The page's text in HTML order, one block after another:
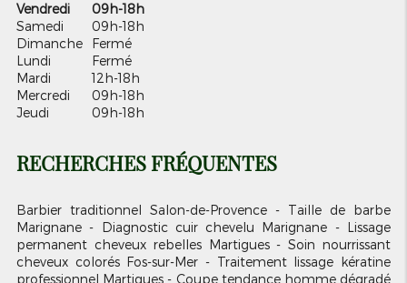
Vendredi
09h-18h
Samedi
09h-18h
Dimanche
Fermé
Lundi
Fermé
Mardi
12h-18h
Mercredi
09h-18h
Jeudi
09h-18h
RECHERCHES FRÉQUENTES
Barbier traditionnel Salon-de-Provence
Taille de barbe
Marignane
Diagnostic cuir chevelu Marignane
Lissage
permanent cheveux rebelles Martigues
Soin nourrissant
cheveux colorés Fos-sur-Mer
Traitement lissage kératine
professionnel Martigues
Coupe tendance homme dégradé